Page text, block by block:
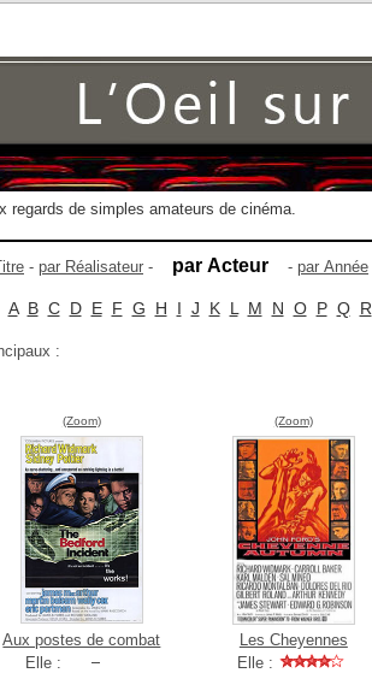
regards de simples amateurs de cinéma.
- par Réalisateur - par Acteur - par Année
A B C D E F G H I J K L M N O P Q R
:
(Zoom)
Aux postes de combat
Elle :
(Zoom)
Les Cheyennes
Elle :